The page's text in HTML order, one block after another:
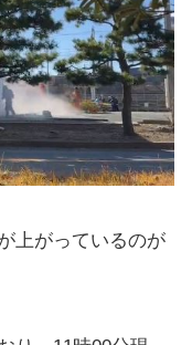
上がっているのが